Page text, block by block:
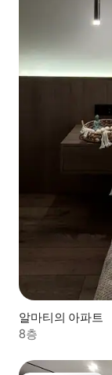
알마티의 아파트
8층